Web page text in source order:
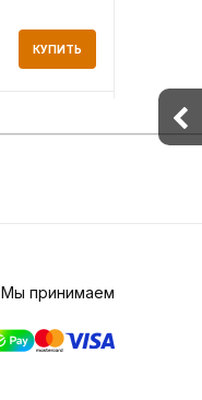
КУПИТЬ
Мы принимаем